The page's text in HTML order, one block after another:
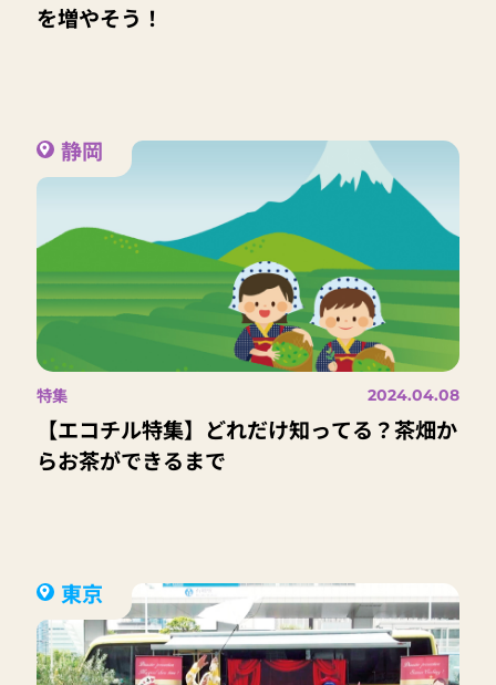
を増やそう！
静岡
特集 2024.04.08
【エコチル特集】どれだけ知ってる？茶畑か
らお茶ができるまで
東京